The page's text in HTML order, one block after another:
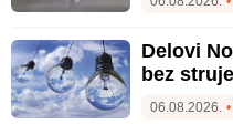
Delovi
bez struje
06.08.2026. •